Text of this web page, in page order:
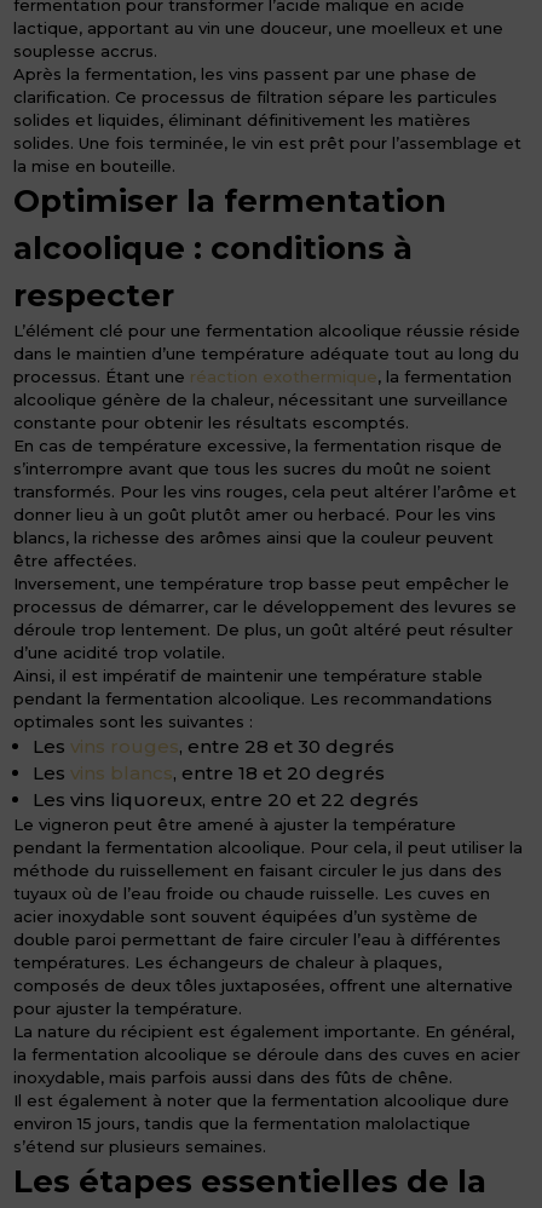
fermentation pour transformer l’acide malique en acide
lactique, apportant au vin une douceur, une moelleux et une
souplesse accrus.
Après la fermentation, les vins passent par une phase de
clarification. Ce processus de filtration sépare les particules
solides et liquides, éliminant définitivement les matières
solides. Une fois terminée, le vin est prêt pour l’assemblage et
la mise en bouteille.
Optimiser la fermentation
alcoolique : conditions à
respecter
L’élément clé pour une fermentation alcoolique réussie réside
dans le maintien d’une température adéquate tout au long du
processus. Étant une réaction exothermique, la fermentation
alcoolique génère de la chaleur, nécessitant une surveillance
constante pour obtenir les résultats escomptés.
En cas de température excessive, la fermentation risque de
s’interrompre avant que tous les sucres du moût ne soient
transformés. Pour les vins rouges, cela peut altérer l’arôme et
donner lieu à un goût plutôt amer ou herbacé. Pour les vins
blancs, la richesse des arômes ainsi que la couleur peuvent
être affectées.
Inversement, une température trop basse peut empêcher le
processus de démarrer, car le développement des levures se
déroule trop lentement. De plus, un goût altéré peut résulter
d’une acidité trop volatile.
Ainsi, il est impératif de maintenir une température stable
pendant la fermentation alcoolique. Les recommandations
optimales sont les suivantes :
Lesvins rouges, entre 28 et 30 degrés
Lesvins blancs, entre 18 et 20 degrés
Les vins liquoreux, entre 20 et 22 degrés
Le vigneron peut être amené à ajuster la température
pendant la fermentation alcoolique. Pour cela, il peut utiliser la
méthode du ruissellement en faisant circuler le jus dans des
tuyaux où de l’eau froide ou chaude ruisselle. Les cuves en
acier inoxydable sont souvent équipées d’un système de
double paroi permettant de faire circuler l’eau à différentes
températures. Les échangeurs de chaleur à plaques,
composés de deux tôles juxtaposées, offrent une alternative
pour ajuster la température.
La nature du récipient est également importante. En général,
la fermentation alcoolique se déroule dans des cuves en acier
inoxydable, mais parfois aussi dans des fûts de chêne.
Il est également à noter que la fermentation alcoolique dure
environ 15 jours, tandis que la fermentation malolactique
s’étend sur plusieurs semaines.
Les étapes essentielles de la